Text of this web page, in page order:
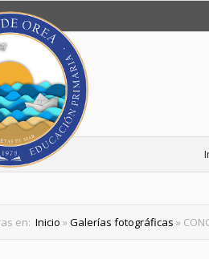
en: Inicio »Galerías fotográficas »